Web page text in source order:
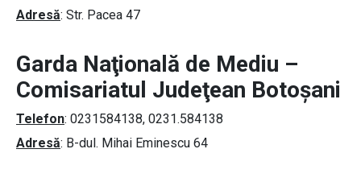
Adresă: Str. Pacea 47
Garda Naţională de Mediu –
Comisariatul Judeţean Botoşani
Telefon: 0231584138, 0231.584138
Adresă: B-dul. Mihai Eminescu 64